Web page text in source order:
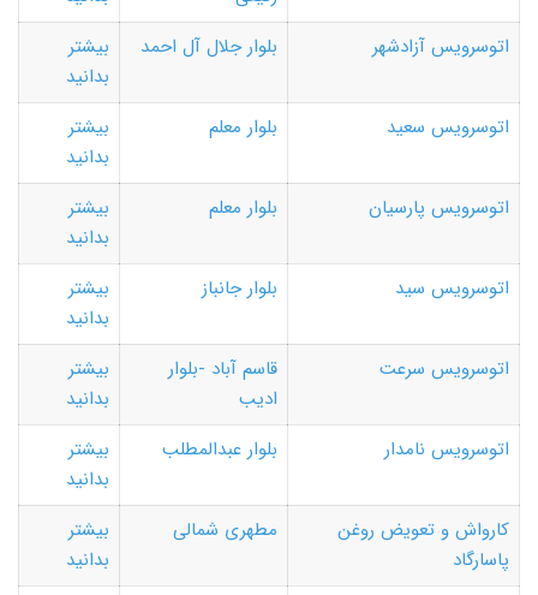
اتوسرویس آزادشهر
بلوار جلال آل احمد
بیشتر
بدانید
اتوسرویس سعید
بلوار معلم
بیشتر
بدانید
اتوسرویس پارسیان
بلوار معلم
بیشتر
بدانید
اتوسرویس سید
بلوار جانباز
بیشتر
بدانید
اتوسرویس سرعت
قاسم آباد -بلوار
ادیب
بیشتر
بدانید
اتوسرویس نامدار
بلوار عبدالمطلب
بیشتر
بدانید
کارواش و تعویض روغن
پاسارگاد
مطهری شمالی
بیشتر
بدانید